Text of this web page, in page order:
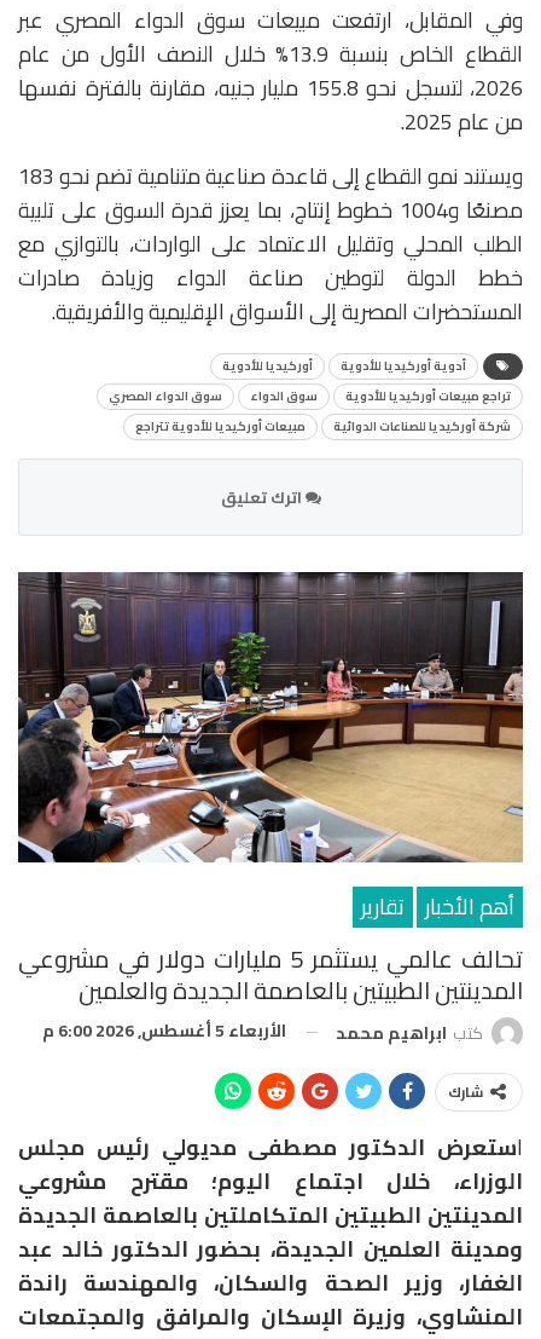
وفي المقابل، ارتفعت مبيعات سوق الدواء المصري عبر
القطاع الخاص بنسبة 13.9% خلال النصف الأول من عام
2026، لتسجل نحو 155.8 مليار جنيه، مقارنة بالفترة نفسها
من عام 2025.
ويستند نمو القطاع إلى قاعدة صناعية متنامية تضم نحو 183
مصنعًا و1004 خطوط إنتاج، بما يعزز قدرة السوق على تلبية
الطلب المحلي وتقليل الاعتماد على الواردات، بالتوازي مع
خطط الدولة لتوطين صناعة الدواء وزيادة صادرات
المستحضرات المصرية إلى الأسواق الإقليمية والأفريقية.
أدوية أوركيديا للأدوية
أوركيديا للأدوية
تراجع مبيعات أوركيديا للأدوية
سوق الدواء
سوق الدواء المصري
شركة أوركيديا للصناعات الدوائية
مبيعات أوركيديا للأدوية تتراجع
اترك تعليق
أهم الأخبار تقارير
تحالف عالمي يستثمر 5 مليارات دولار في مشروعي
المدينتين الطبيتين بالعاصمة الجديدة والعلمين
كتب ابراهيم محمد الأربعاء 5 أغسطس, 2026 6:00 م
شارك
استعرض الدكتور مصطفى مديولي رئيس مجلس
الوزراء، خلال اجتماع اليوم؛ مقترح مشروعي
المدينتين الطبيتين المتكاملتين بالعاصمة الجديدة
ومدينة العلمين الجديدة، بحضور الدكتور خالد عبد
الغفار، وزير الصحة والسكان، والمهندسة راندة
المنشاوي، وزيرة الإسكان والمرافق والمجتمعات